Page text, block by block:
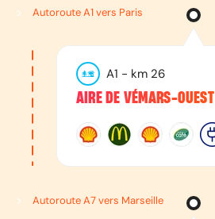
Autoroute A1 vers Paris
A1 - km 26
AIRE DE VÉMARS-OUEST
Autoroute A7 vers Marseille